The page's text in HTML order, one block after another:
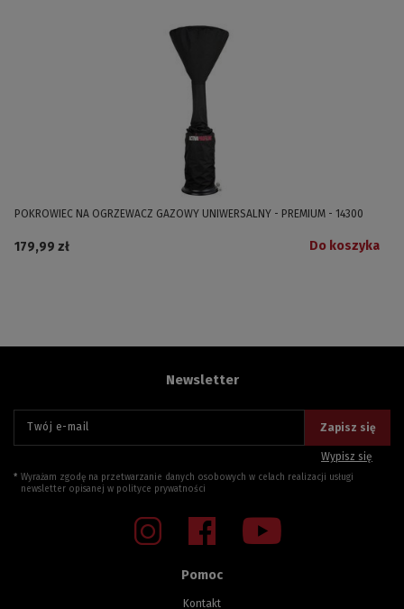
POKROWIEC NA OGRZEWACZ GAZOWY UNIWERSALNY - PREMIUM - 14300
179,99 zł Do koszyka
Pomoc
Kontakt
Newsletter
Twój e-mail Zapisz się
Wypisz się
Wyrażam zgodę na przetwarzanie danych osobowych w celach realizacji usługi
newsletter opisanej w polityce prywatności